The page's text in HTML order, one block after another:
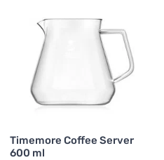
Timemore Coffee Server
600 ml